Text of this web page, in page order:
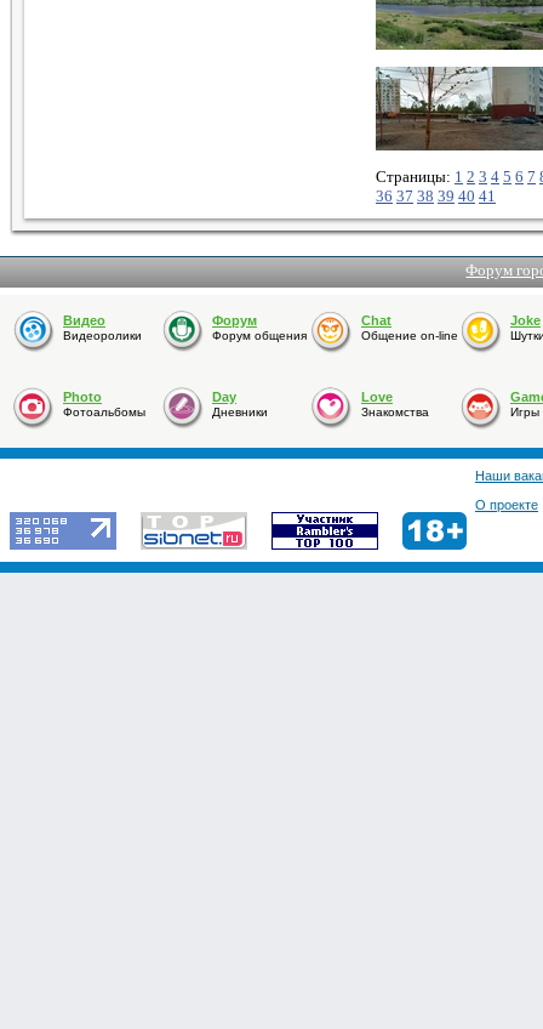
Страницы: 1 2 3 4 5 6 7
36 37 38 39 40 41
Форум
Видео
Видеоролики
Форум
Форум общения
Chat
Общение on-line
Joke
Photo
Фотоальбомы
Day
Дневники
Love
Знакомства Игры
Наши
О проекте